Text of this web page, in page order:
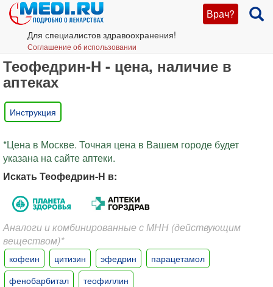
Врач?
Для специалистов здравоохранения!
Соглашение об использовании
Теофедрин-Н - цена, наличие в
аптеках
Инструкция
*Цена в Москве. Точная цена в Вашем городе будет
указана на сайте аптеки.
Искать Теофедрин-Н в:
Аналоги и комбинированные с МНН (действующим
веществом)*
кофеин цитизин эфедрин
парацетамол
фенобарбитал
теофиллин